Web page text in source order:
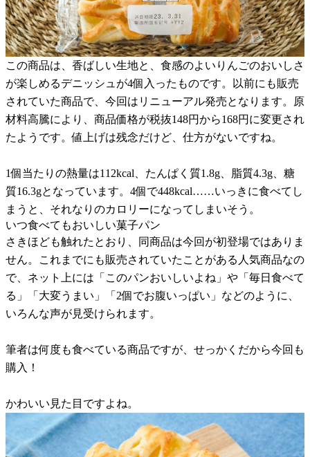
この商品は、香ばしい生地と、食感のよいりんごのおいしさ
が楽しめるデニッシュが4個入ったものです。以前にも販売
されていた商品で、今回はリニューアル発売となります。原
材料高騰により、商品価格が税抜148円から168円に変更され
たようです。値上げは残念だけど、仕方がないですね。
1個当たりの熱量は112kcal、たんぱく質1.8g、脂質4.3g、糖
質16.3gとなっています。4個で448kcal……いっきに食べてし
まうと、それなりのカロリーになってしまいそう。
いつ食べてもおいしい菓子パン
さきほども触れたとおり、同商品は今回が初登場ではありま
せん。これまでにも販売されていたことがある人気商品なの
で、ネット上には「このパンおいしいよね」や「毎日食べて
る」「大変うまい」「2個でお腹いっぱい」などのように、
いろんな声が見受けられます。
筆者は何度も食べている商品ですが、せっかくだから今回も
購入！
かわいい見た目ですよね。